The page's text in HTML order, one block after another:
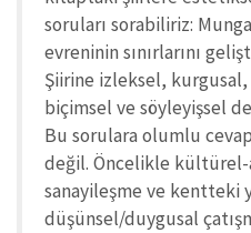
soruları sorabiliriz:
evreninin sınırlarını
Şiirine izleksel, kurgusal,
biçimsel ve söyleyişsel
Bu sorulara olumlu
değil. Öncelikle kültürel-
sanayileşme ve kentteki
düşünsel/duygusal